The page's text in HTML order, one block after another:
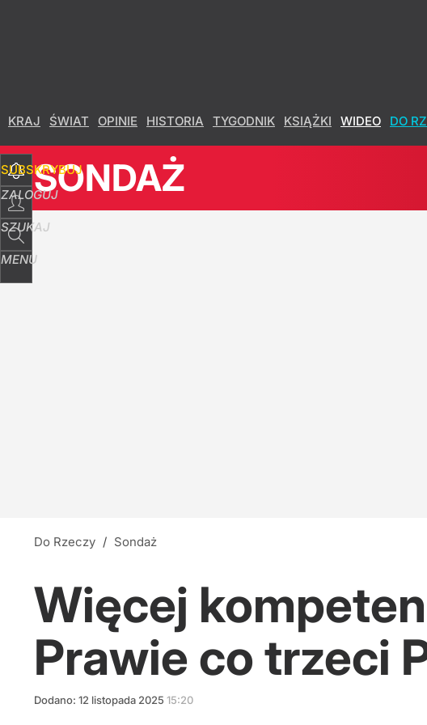
KRAJ ŚWIAT OPINIE HISTORIA TYGODNIK KSIĄŻKI WIDEO DO
SUBSKRYBUJ
ZALOGUJ
SZUKAJ
MENU
SONDAŻ
Do Rzeczy / Sondaż
Więcej
Prawie co trzeci
Dodano: 12 listopada 2025 15:20